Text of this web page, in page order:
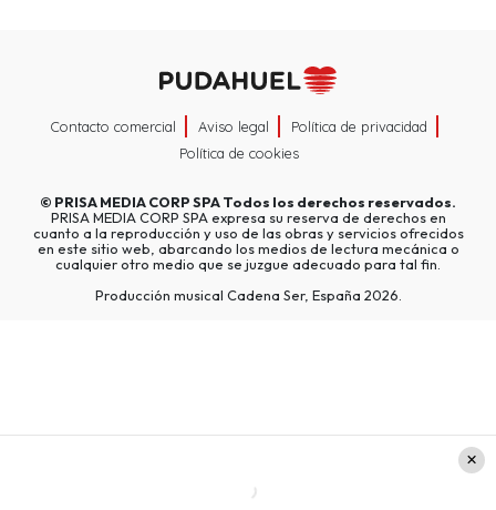
Contacto comercial Aviso legal
Política de privacidad
Política de cookies
© PRISA MEDIA CORP SPATodos los derechos reservados.
PRISA MEDIA CORP SPA expresa su reserva de derechos en
cuanto a la reproducción y uso de las obras y servicios ofrecidos
en este sitio web, abarcando los medios de lectura mecánica o
cualquier otro medio que se juzgue adecuado para tal fin.
Producción musical Cadena Ser, España 2026.